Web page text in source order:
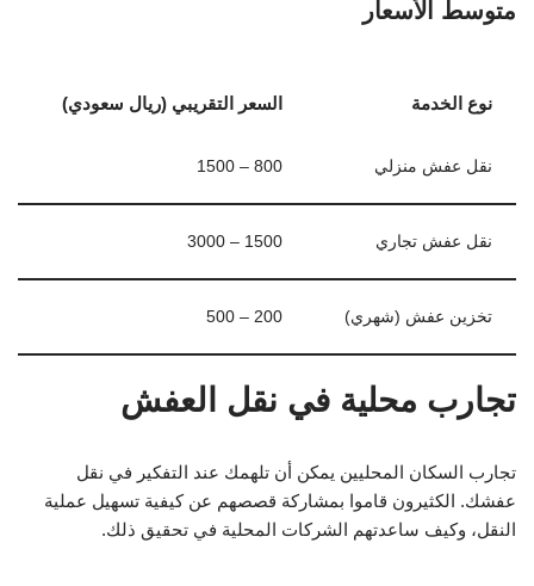
متوسط الأسعار
نوع الخدمة السعر التقريبي (ريال سعودي)
نقل عفش منزلي 800 – 1500
نقل عفش تجاري 1500 – 3000
تخزين عفش (شهري) 200 – 500
تجارب محلية في نقل العفش
تجارب السكان المحليين يمكن أن تلهمك عند التفكير في نقل
عفشك. الكثيرون قاموا بمشاركة قصصهم عن كيفية تسهيل عملية
النقل، وكيف ساعدتهم الشركات المحلية في تحقيق ذلك.